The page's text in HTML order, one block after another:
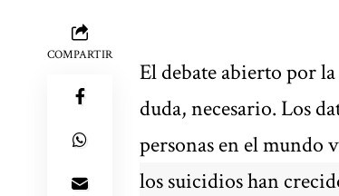
COMPARTIR
El debate abierto por la
duda, necesario. Los
personas en el mundo
los suicidios han